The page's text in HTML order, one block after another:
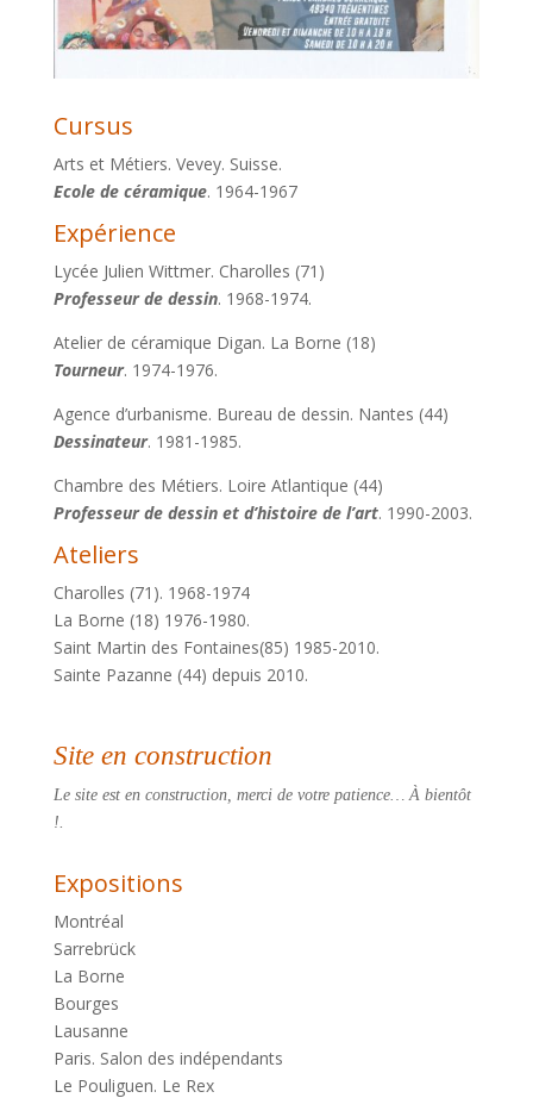
Cursus
Arts et Métiers. Vevey. Suisse.
Ecole de céramique. 1964-1967
Expérience
Lycée Julien Wittmer. Charolles (71)
Professeur de dessin. 1968-1974.
Atelier de céramique Digan. La Borne (18)
Tourneur. 1974-1976.
Agence d’urbanisme. Bureau de dessin. Nantes (44)
Dessinateur. 1981-1985.
Chambre des Métiers. Loire Atlantique (44)
Professeur de dessin et d’histoire de l’art. 1990-2003.
Ateliers
Charolles (71). 1968-1974
La Borne (18) 1976-1980.
Saint Martin des Fontaines(85) 1985-2010.
Sainte Pazanne (44) depuis 2010.
Site en construction
Le site est en construction, merci de votre patience… À bientôt
!.
Expositions
Montréal
Sarrebrück
La Borne
Bourges
Lausanne
Paris. Salon des indépendants
Le Pouliguen. Le Rex